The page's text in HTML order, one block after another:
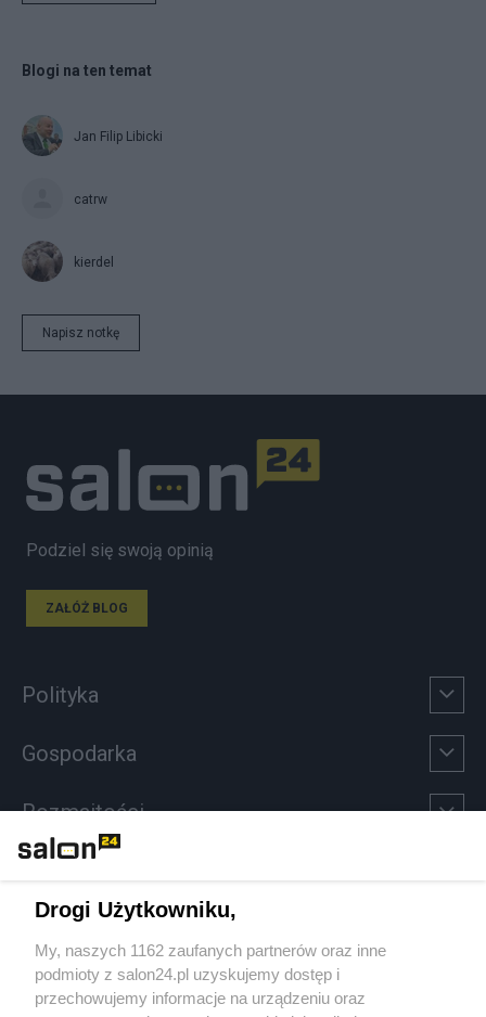
Blogi na ten temat
Jan Filip Libicki
catrw
kierdel
Napisz notkę
Podziel się swoją opinią
ZAŁÓŻ BLOG
Polityka
Gospodarka
Rozmaitości
Sport
Społeczeństwo
Drogi Użytkowniku,
My, naszych 1162 zaufanych partnerów oraz inne
podmioty z salon24.pl uzyskujemy dostęp i
przechowujemy informacje na urządzeniu oraz